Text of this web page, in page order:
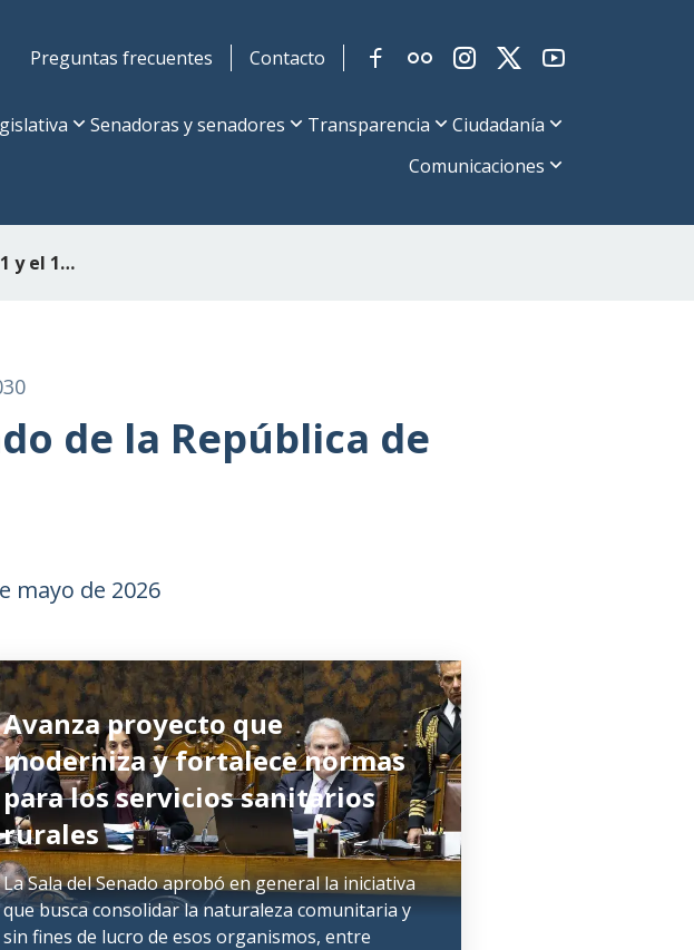
Preguntas frecuentes Contacto
Senadoras y senadores Transparencia
Ciudadanía
Comunicaciones
Semana entre 11 y el 17 de mayo de 2026
de la República de
mayo de 2026
Avanza proyecto que
moderniza y fortalece normas
para los servicios sanitarios
rurales
La Sala del Senado aprobó en general la iniciativa
que busca consolidar la naturaleza comunitaria y
sin fines de lucro de esos organismos, entre